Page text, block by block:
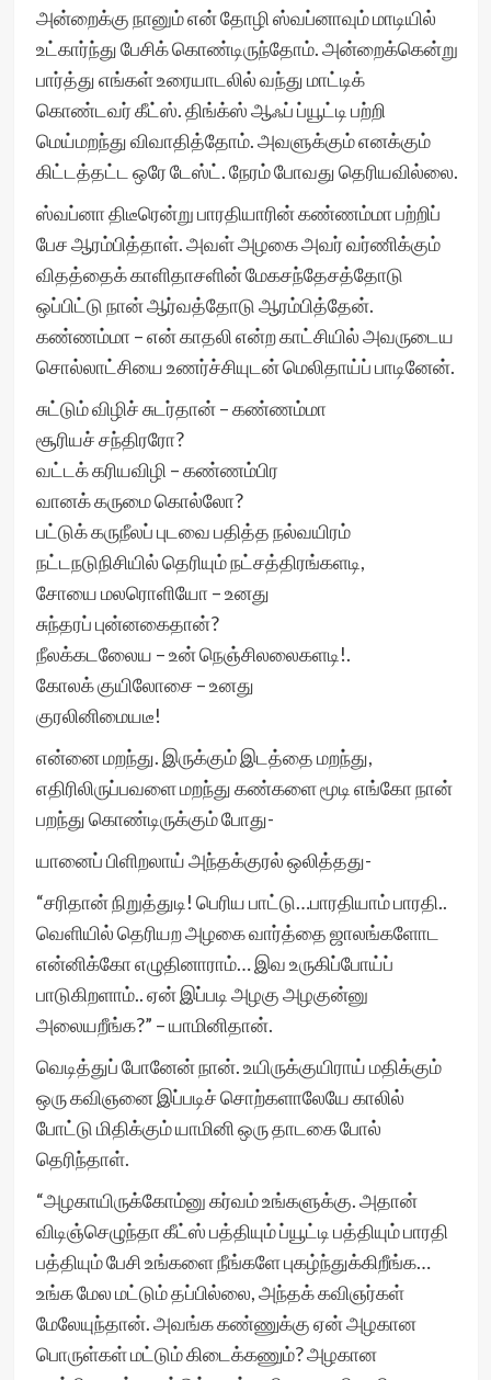
அன்றைக்கு நானும் என் தோழி ஸ்வப்னாவும் மாடியில்
உட்கார்ந்து பேசிக் கொண்டிருந்தோம். அன்றைக்கென்று
பார்த்து எங்கள் உரையாடலில் வந்து மாட்டிக்
கொண்டவர் கீட்ஸ். திங்க்ஸ் ஆஃப் ப்யூட்டி பற்றி
மெய்மறந்து விவாதித்தோம். அவளுக்கும் எனக்கும்
கிட்டத்தட்ட ஒரே டேஸ்ட். நேரம் போவது தெரியவில்லை.
ஸ்வப்னா திடீரென்று பாரதியாரின் கண்ணம்மா பற்றிப்
பேச ஆரம்பித்தாள். அவள் அழகை அவர் வர்ணிக்கும்
விதத்தைக் காளிதாசளின் மேகசந்தேசத்தோடு
ஒப்பிட்டு நான் ஆர்வத்தோடு ஆரம்பித்தேன்.
கண்ணம்மா – என் காதலி என்ற காட்சியில் அவருடைய
சொல்லாட்சியை உணர்ச்சியுடன் மெலிதாய்ப் பாடினேன்.
சுட்டும் விழிச் சுடர்தான் – கண்ணம்மா
சூரியச் சந்திரரோ?
வட்டக் கரியவிழி – கண்ணம்பிர
வானக் கருமை கொல்லோ?
பட்டுக் கருநீலப் புடவை பதித்த நல்வயிரம்
நட்டநடுநிசியில் தெரியும் நட்சத்திரங்களடி,
சோயை மலரொளியோ – உனது
சுந்தரப் புன்னகைதான்?
நீலக்கடலேைய – உன் நெஞ்சிலலைகளடி!.
கோலக் குயிலோசை – உனது
குரலினிமையடீ!
என்னை மறந்து. இருக்கும் இடத்தை மறந்து,
எதிரிலிருப்பவளை மறந்து கண்களை மூடி எங்கோ நான்
பறந்து கொண்டிருக்கும் போது-
யானைப் பிளிறலாய் அந்தக்குரல் ஒலித்தது-
“சரிதான் நிறுத்துடி! பெரிய பாட்டு…பாரதியாம் பாரதி..
வெளியில் தெரியற அழகை வார்த்தை ஜாலங்களோட
என்னிக்கோ எழுதினாராம்… இவ உருகிப்போய்ப்
பாடுகிறளாம்.. ஏன் இப்படி அழகு அழகுன்னு
அலையறீங்க?” – யாமினிதான்.
வெடித்துப் போனேன் நான். உயிருக்குயிராய் மதிக்கும்
ஒரு கவிஞனை இப்படிச் சொற்களாலேயே காலில்
போட்டு மிதிக்கும் யாமினி ஒரு தாடகை போல்
தெரிந்தாள்.
“அழகாயிருக்கோம்னு கர்வம் உங்களுக்கு. அதான்
விடிஞ்செழுந்தா கீட்ஸ் பத்தியும் ப்யூட்டி பத்தியும் பாரதி
பத்தியும் பேசி உங்களை நீங்களே புகழ்ந்துக்கிறீங்க…
உங்க மேல மட்டும் தப்பில்லை, அந்தக் கவிஞர்கள்
மேலேயுந்தான். அவங்க கண்ணுக்கு ஏன் அழகான
பொருள்கள் மட்டும் கிடைக்கணும்? அழகான